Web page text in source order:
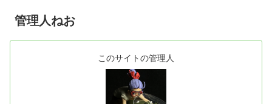
管理人ねお
このサイトの管理人